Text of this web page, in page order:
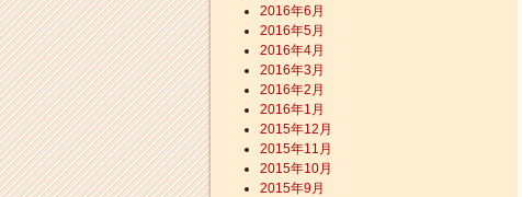
2016年6月
2016年5月
2016年4月
2016年3月
2016年2月
2016年1月
2015年12月
2015年11月
2015年10月
2015年9月